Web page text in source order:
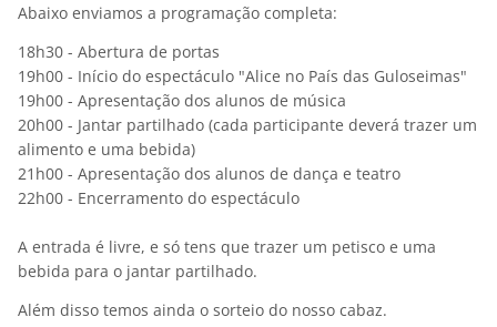
Abaixo enviamos a programação completa:
18h30 - Abertura de portas
19h00 - Início do espectáculo "Alice no País das Guloseimas"
19h00 - Apresentação dos alunos de música
20h00 - Jantar partilhado (cada participante deverá trazer um
alimento e uma bebida)
21h00 - Apresentação dos alunos de dança e teatro
22h00 - Encerramento do espectáculo
A entrada é livre, e só tens que trazer um petisco e uma
bebida para o jantar partilhado.
Além disso temos ainda o sorteio do nosso cabaz.